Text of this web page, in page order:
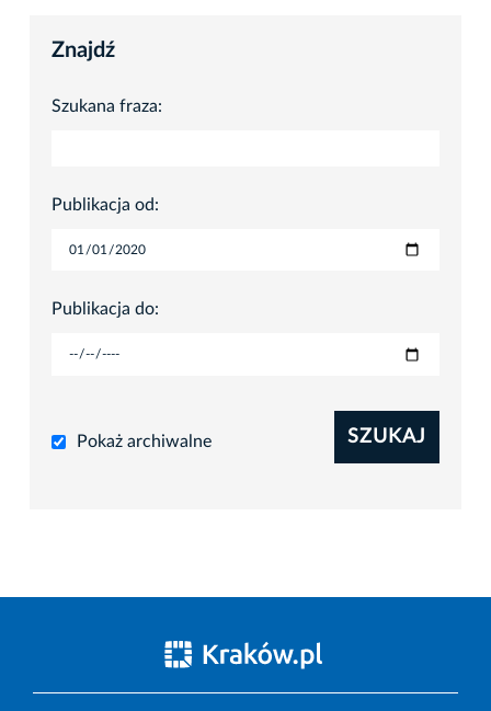
Znajdź
Szukana fraza:
Publikacja od:
Publikacja do:
Pokaż archiwalne SZUKAJ